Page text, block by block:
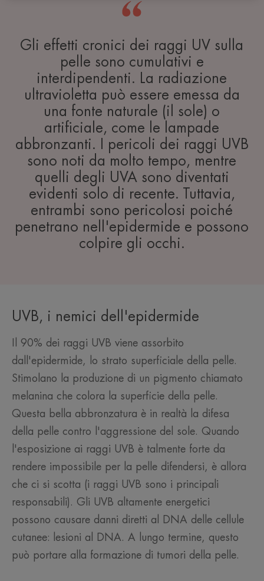
Gli effetti cronici dei raggi UV sulla
pelle sono cumulativi e
interdipendenti. La radiazione
ultravioletta può essere emessa da
una fonte naturale (il sole) o
artificiale, come le lampade
abbronzanti. I pericoli dei raggi UVB
sono noti da molto tempo, mentre
quelli degli UVA sono diventati
evidenti solo di recente. Tuttavia,
entrambi sono pericolosi poiché
penetrano nell'epidermide e possono
colpire gli occhi.
UVB, i nemici dell'epidermide
Il 90% dei raggi UVB viene assorbito
dall'epidermide, lo strato superficiale della pelle.
Stimolano la produzione di un pigmento chiamato
melanina che colora la superficie della pelle.
Questa bella abbronzatura è in realtà la difesa
della pelle contro l'aggressione del sole. Quando
l'esposizione ai raggi UVB è talmente forte da
rendere impossibile per la pelle difendersi, è allora
che ci si scotta (i raggi UVB sono i principali
responsabili). Gli UVB altamente energetici
possono causare danni diretti al DNA delle cellule
cutanee: lesioni al DNA. A lungo termine, questo
può portare alla formazione di tumori della pelle.